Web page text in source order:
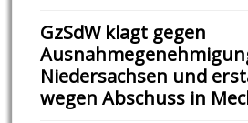
GzSdW klagt gegen
Niedersachsen und
wegen Abschuss in